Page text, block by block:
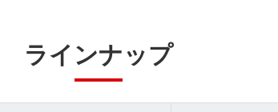
ラインナップ